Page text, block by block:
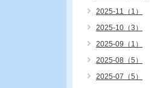
2025-11（1）
2025-10（3）
2025-09（1）
2025-08（5）
2025-07（5）